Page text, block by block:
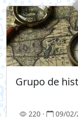
Grupo de
220 · 09/02/